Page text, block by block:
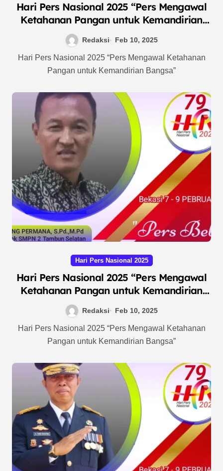
Hari Pers Nasional 2025 “Pers Mengawal
Ketahanan Pangan untuk Kemandirian
Redaksi Feb 10, 2025
Hari Pers Nasional 2025 “Pers Mengawal Ketahanan
Pangan untuk Kemandirian Bangsa”
Hari Pers Nasional 2025
Hari Pers Nasional 2025 “Pers Mengawal
Ketahanan Pangan untuk Kemandirian
Redaksi Feb 10, 2025
Hari Pers Nasional 2025 “Pers Mengawal Ketahanan
Pangan untuk Kemandirian Bangsa”